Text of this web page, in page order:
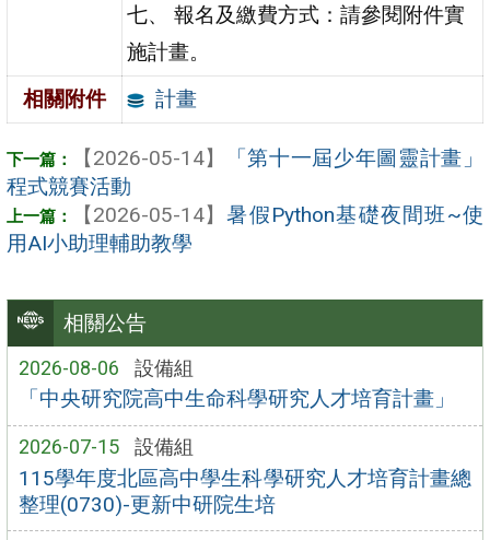
相關公告
2026-08-06 設備組
「中央研究院高中生命科學研究人才培育計畫」
2026-07-15 設備組
115學年度北區高中學生科學研究人才培育計畫總
整理(0730)-更新中研院生培
七、 報名及繳費方式：請參閱附件實
施計畫。
相關附件
計畫
【2026-05-14】
「第十一屆少年圖靈計畫」
程式競賽活動
【2026-05-14】 暑假Python基礎夜間班~使
用AI小助理輔助教學